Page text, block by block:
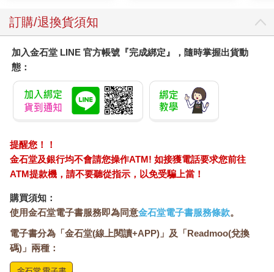
訂購/退換貨須知
加入金石堂 LINE 官方帳號『完成綁定』，隨時掌握出貨動
態：
提醒您！！
金石堂及銀行均不會請您操作ATM! 如接獲電話要求您前往
ATM提款機，請不要聽從指示，以免受騙上當！
購買須知：
使用金石堂電子書服務即為同意金石堂電子書服務條款。
電子書分為「金石堂(線上閱讀+APP)」及「Readmoo(兌換
碼)」兩種：